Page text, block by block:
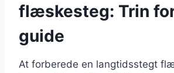
flæskesteg: Trin
guide
At forberede en langtidsstegt